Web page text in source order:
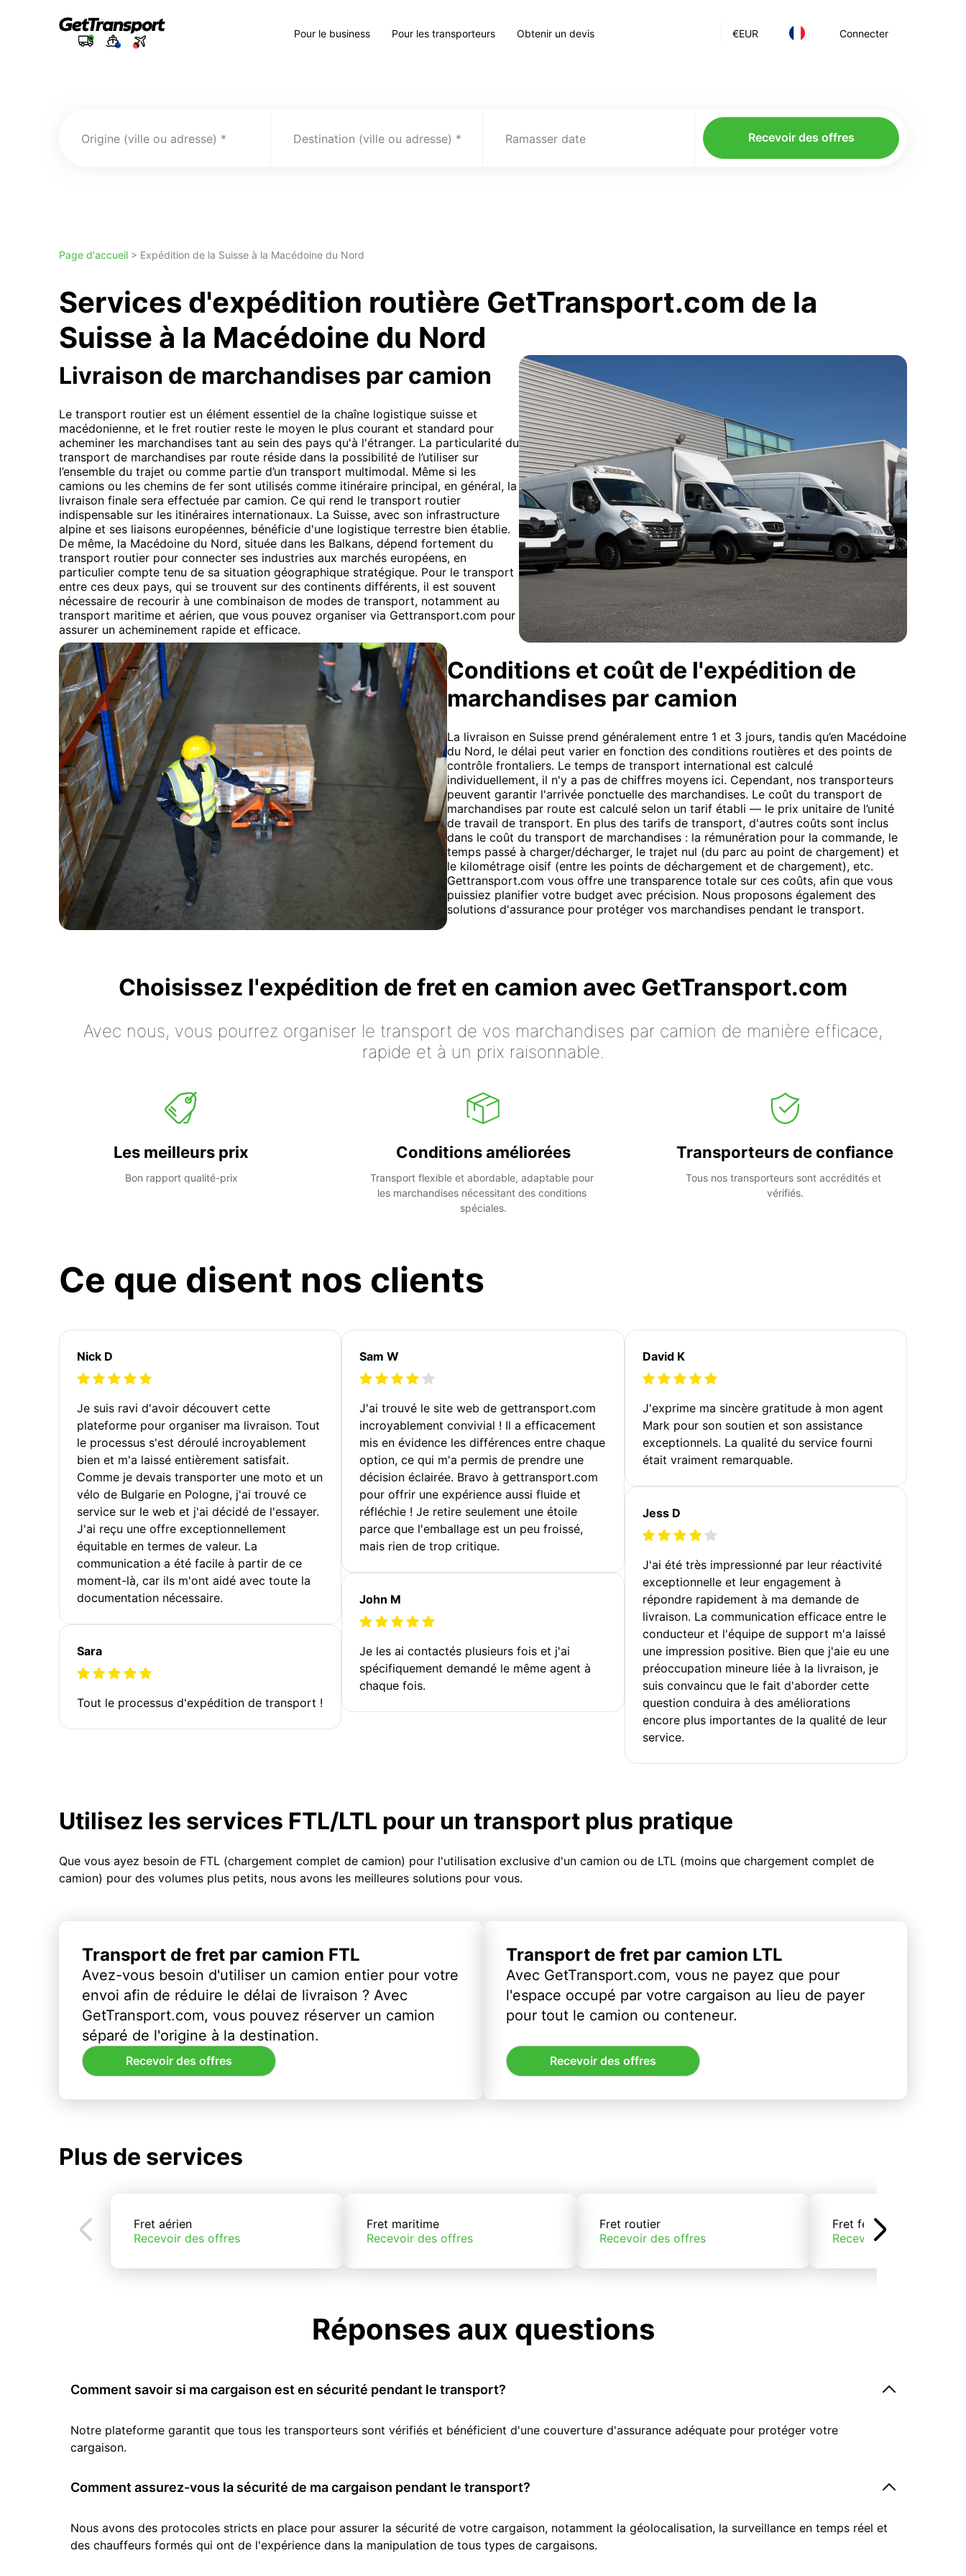
€EUR Connecter
Pour le business Pour les transporteurs Obtenir un devis
Origine (ville ou adresse) Destination (ville ou adresse) Ramasser date Recevoir des offres
Page d'accueil > Expédition de la Suisse à la Macédoine du Nord
Services d'expédition routière GetTransport.com de la
Suisse à la Macédoine du Nord
Livraison de marchandises par camion
Le transport routier est un élément essentiel de la chaîne logistique suisse et
macédonienne, et le fret routier reste le moyen le plus courant et standard pour
acheminer les marchandises tant au sein des pays qu'à l'étranger. La particularité du
transport de marchandises par route réside dans la possibilité de l’utiliser sur
l’ensemble du trajet ou comme partie d’un transport multimodal. Même si les
camions ou les chemins de fer sont utilisés comme itinéraire principal, en général, la
livraison finale sera effectuée par camion. Ce qui rend le transport routier
indispensable sur les itinéraires internationaux. La Suisse, avec son infrastructure
alpine et ses liaisons européennes, bénéficie d'une logistique terrestre bien établie.
De même, la Macédoine du Nord, située dans les Balkans, dépend fortement du
transport routier pour connecter ses industries aux marchés européens, en
particulier compte tenu de sa situation géographique stratégique. Pour le transport
entre ces deux pays, qui se trouvent sur des continents différents, il est souvent
nécessaire de recourir à une combinaison de modes de transport, notamment au
transport maritime et aérien, que vous pouvez organiser via Gettransport.com pour
assurer un acheminement rapide et efficace.
Conditions et coût de l'expédition de
marchandises par camion
La livraison en Suisse prend généralement entre 1 et 3 jours, tandis qu’en Macédoine
du Nord, le délai peut varier en fonction des conditions routières et des points de
contrôle frontaliers. Le temps de transport international est calculé
individuellement, il n'y a pas de chiffres moyens ici. Cependant, nos transporteurs
peuvent garantir l'arrivée ponctuelle des marchandises. Le coût du transport de
marchandises par route est calculé selon un tarif établi — le prix unitaire de l’unité
de travail de transport. En plus des tarifs de transport, d'autres coûts sont inclus
dans le coût du transport de marchandises : la rémunération pour la commande, le
temps passé à charger/décharger, le trajet nul (du parc au point de chargement) et
le kilométrage oisif (entre les points de déchargement et de chargement), etc.
Gettransport.com vous offre une transparence totale sur ces coûts, afin que vous
puissiez planifier votre budget avec précision. Nous proposons également des
solutions d'assurance pour protéger vos marchandises pendant le transport.
Choisissez l'expédition de fret en camion avec GetTransport.com
Avec nous, vous pourrez organiser le transport de vos marchandises par camion de manière efficace,
rapide et à un prix raisonnable.
Les meilleurs prix
Bon rapport qualité-prix
Conditions améliorées
Transport flexible et abordable, adaptable pour
les marchandises nécessitant des conditions
spéciales.
Transporteurs de confiance
Tous nos transporteurs sont accrédités et
vérifiés.
Ce que disent nos clients
Nick D
Je suis ravi d'avoir découvert cette
plateforme pour organiser ma livraison. Tout
le processus s'est déroulé incroyablement
bien et m'a laissé entièrement satisfait.
Comme je devais transporter une moto et un
vélo de Bulgarie en Pologne, j'ai trouvé ce
service sur le web et j'ai décidé de l'essayer.
J'ai reçu une offre exceptionnellement
équitable en termes de valeur. La
communication a été facile à partir de ce
moment-là, car ils m'ont aidé avec toute la
documentation nécessaire.
Sara
Tout le processus d'expédition de transport !
Sam W
J'ai trouvé le site web de gettransport.com
incroyablement convivial ! Il a efficacement
mis en évidence les différences entre chaque
option, ce qui m'a permis de prendre une
décision éclairée. Bravo à gettransport.com
pour offrir une expérience aussi fluide et
réfléchie ! Je retire seulement une étoile
parce que l'emballage est un peu froissé,
mais rien de trop critique.
John M
Je les ai contactés plusieurs fois et j'ai
spécifiquement demandé le même agent à
chaque fois.
David K
J'exprime ma sincère gratitude à mon agent
Mark pour son soutien et son assistance
exceptionnels. La qualité du service fourni
était vraiment remarquable.
Jess D
J'ai été très impressionné par leur réactivité
exceptionnelle et leur engagement à
répondre rapidement à ma demande de
livraison. La communication efficace entre le
conducteur et l'équipe de support m'a laissé
une impression positive. Bien que j'aie eu une
préoccupation mineure liée à la livraison, je
suis convaincu que le fait d'aborder cette
question conduira à des améliorations
encore plus importantes de la qualité de leur
service.
Utilisez les services FTL/LTL pour un transport plus pratique
Que vous ayez besoin de FTL (chargement complet de camion) pour l'utilisation exclusive d'un camion ou de LTL (moins que chargement complet de
camion) pour des volumes plus petits, nous avons les meilleures solutions pour vous.
Transport de fret par camion FTL
Avez-vous besoin d'utiliser un camion entier pour votre
envoi afin de réduire le délai de livraison ? Avec
GetTransport.com, vous pouvez réserver un camion
séparé de l'origine à la destination.
Recevoir des offres
Transport de fret par camion LTL
Avec GetTransport.com, vous ne payez que pour
l'espace occupé par votre cargaison au lieu de payer
pour tout le camion ou conteneur.
Recevoir des offres
Plus de services
Fret aérien
Recevoir des offres
Fret maritime
Recevoir des offres
Fret routier
Recevoir des offres
Fret ferroviaire
Recevoir des offres
Réponses aux questions
Comment savoir si ma cargaison est en sécurité pendant le transport?
Notre plateforme garantit que tous les transporteurs sont vérifiés et bénéficient d'une couverture d'assurance adéquate pour protéger votre
cargaison.
Comment assurez-vous la sécurité de ma cargaison pendant le transport?
Nous avons des protocoles stricts en place pour assurer la sécurité de votre cargaison, notamment la géolocalisation, la surveillance en temps réel et
des chauffeurs formés qui ont de l'expérience dans la manipulation de tous types de cargaisons.